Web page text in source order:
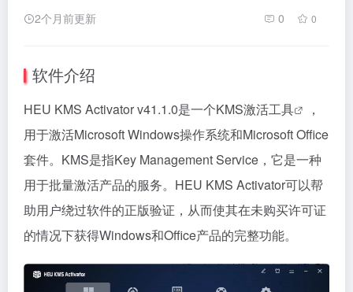
2个月前更新 0 0
软件介绍
HEU KMS Activator v41.1.0是一个KMS激活工具
，
用于激活Microsoft Windows操作系统和Microsoft Office
套件。KMS是指Key Management Service，它是一种
用于批量激活产品的服务。HEU KMS Activator可以帮
助用户绕过软件的正版验证，从而使其在未购买许可证
的情况下获得Windows和Office产品的完整功能。